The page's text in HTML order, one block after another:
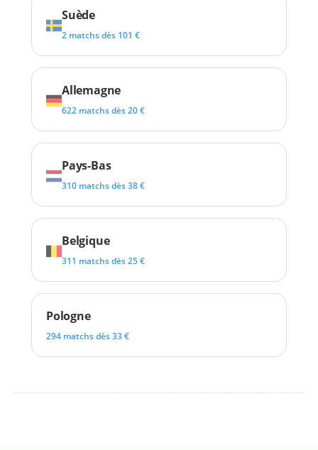
Suède
2 matchs dès 101 €
Allemagne
622 matchs dès 20 €
Pays-Bas
310 matchs dès 38 €
Belgique
311 matchs dès 25 €
Pologne
294 matchs dès 33 €